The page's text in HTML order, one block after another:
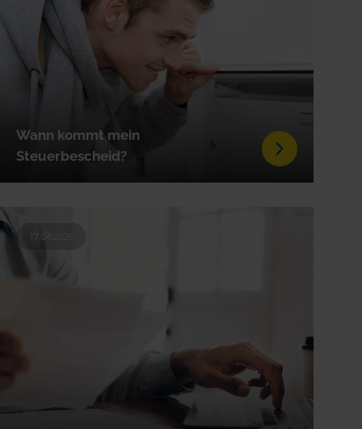
Wann kommt mein
Steuerbescheid?
17.04.2026